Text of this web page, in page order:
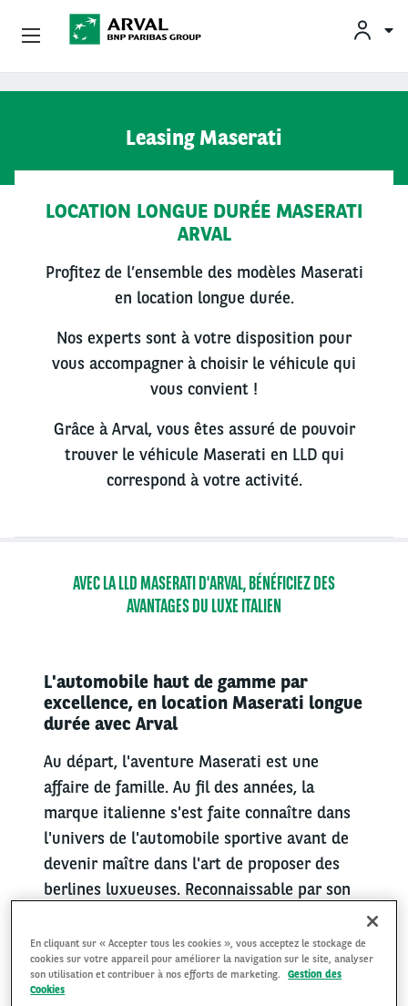
Leasing Maserati
LOCATION LONGUE DURÉE MASERATI
ARVAL
Profitez de l’ensemble des modèles Maserati
en location longue durée.
Nos experts sont à votre disposition pour
vous accompagner à choisir le véhicule qui
vous convient !
Grâce à Arval, vous êtes assuré de pouvoir
trouver le véhicule Maserati en LLD qui
correspond à votre activité.
AVEC LA LLD MASERATI D'ARVAL, BÉNÉFICIEZ DES
AVANTAGES DU LUXE ITALIEN
L'automobile haut de gamme par
excellence, en location Maserati longue
durée avec Arval
Au départ, l'aventure Maserati est une
affaire de famille. Au fil des années, la
marque italienne s'est faite connaître dans
l'univers de l'automobile sportive avant de
devenir maître dans l'art de proposer des
berlines luxueuses. Reconnaissable par son
fontaine de Bologne, la marque est
aujourd'hui une référence dans le domaine
des voitures de luxe. Moteur puissant, lignes
OFFRES
BESOINS ET SOLUTIONS
QUI SOMMES-NOUS ?‏‎
CONDUCTEURS
En cliquant sur « Accepter tous les cookies », vous acceptez le stockage de
cookies sur votre appareil pour améliorer la navigation sur le site, analyser
son utilisation et contribuer à nos efforts de marketing.
Gestion des
Cookies